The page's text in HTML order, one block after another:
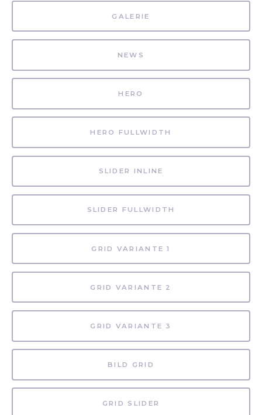
GALERIE
NEWS
HERO
HERO FULLWIDTH
SLIDER INLINE
SLIDER FULLWIDTH
GRID VARIANTE 1
GRID VARIANTE 2
GRID VARIANTE 3
BILD GRID
GRID SLIDER